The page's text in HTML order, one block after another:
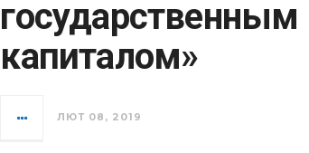
государственным
капиталом»
ЛЮТ 08, 2019